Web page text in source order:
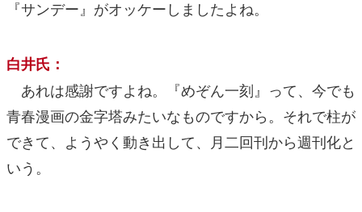
『サンデー』がオッケーしましたよね。
白井氏：
あれは感謝ですよね。『めぞん一刻』って、今でも
青春漫画の金字塔みたいなものですから。それで柱が
できて、ようやく動き出して、月二回刊から週刊化と
いう。